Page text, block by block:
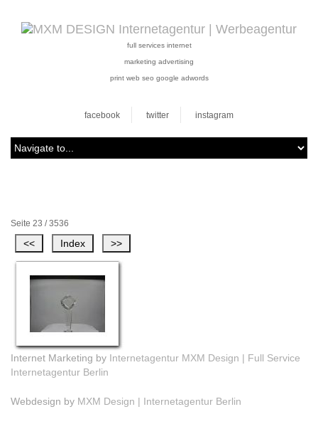
full services internet
marketing advertising
print web seo google adwords
facebook twitter instagram
Seite 23 / 3536
Internet Marketing by Internetagentur MXM Design | Full Service
Internetagentur Berlin
Webdesign by MXM Design | Internetagentur Berlin